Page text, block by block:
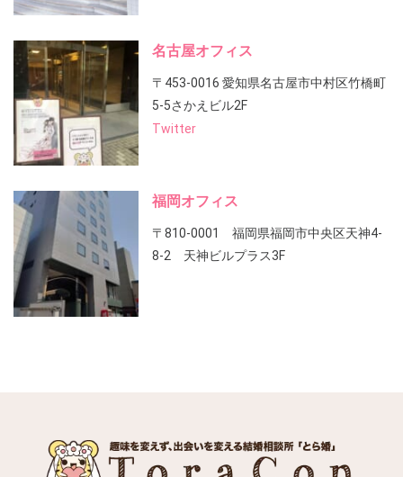
名古屋オフィス
〒453-0016 愛知県名古屋市中村区竹橋町
5-5さかえビル2F
Twitter
福岡オフィス
〒810-0001 福岡県福岡市中央区天神4-
8-2 天神ビルプラス3F